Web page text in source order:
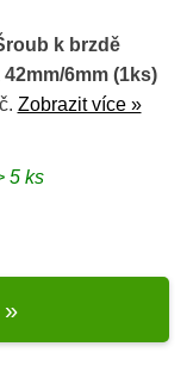
k brzdě
6mm (1ks)
Zobrazit více »
5 ks
»